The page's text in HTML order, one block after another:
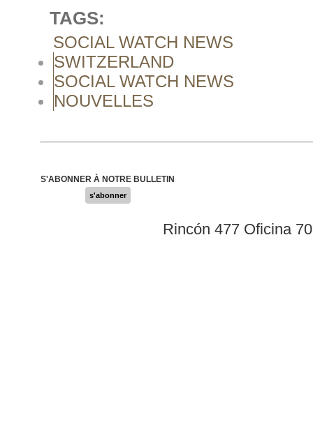
TAGS:
SOCIAL WATCH NEWS
SWITZERLAND
SOCIAL WATCH NEWS
NOUVELLES
S'ABONNER À NOTRE BULLETIN
s'abonner
Rincón 477 Oficina